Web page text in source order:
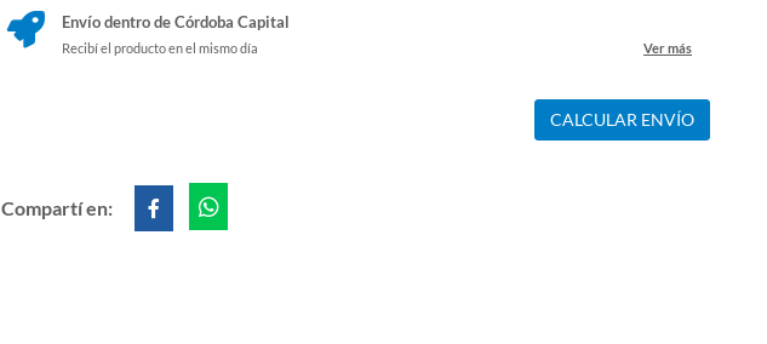
Envío dentro de Córdoba Capital
Recibí el producto en el mismo día Ver más
CALCULAR ENVÍO
Compartí en: